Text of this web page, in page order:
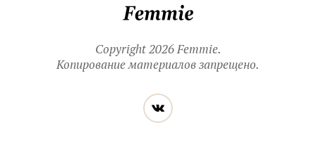
Copyright 2026 Femmie.
Копирование материалов запрещено.
Читайте
нас
в социальных